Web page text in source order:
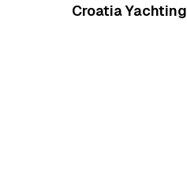
Croatia Yachting